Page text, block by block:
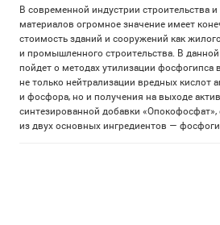
В современной индустрии строительства
материалов огромное значение имеет
стоимость зданий и сооружений как
и промышленного строительства. В данной
пойдет о методах утилизации фосфогипса
не только нейтрализации вредных кислот
и фосфора, но и получения на выходе
синтезированной добавки «Опокофосфат»,
из двух основных ингредиентов —